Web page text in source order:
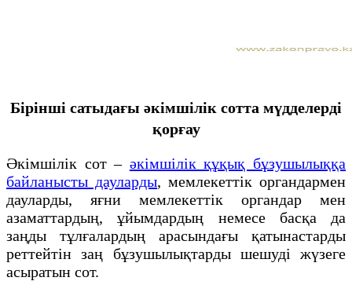
Бірінші сатыдағы әкімшілік сотта мүдделерді
қорғау
Әкімшілік сот – әкімшілік құқық бұзушылыққа
байланысты дауларды, мемлекеттік органдармен
дауларды, яғни мемлекеттік органдар мен
азаматтардың, ұйымдардың немесе басқа да
заңды тұлғалардың арасындағы қатынастарды
реттейтін заң бұзушылықтарды шешуді жүзеге
асыратын сот.